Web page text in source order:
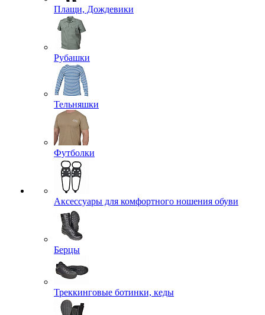
Плащи, Дождевики
Рубашки
Тельняшки
Футболки
Аксессуары для комфортного ношения обуви
Берцы
Треккинговые ботинки, кеды